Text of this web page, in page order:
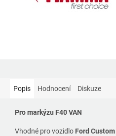
Popis Hodnocení Diskuze
Pro markýzu F40 VAN
Vhodné pro vozidlo Ford